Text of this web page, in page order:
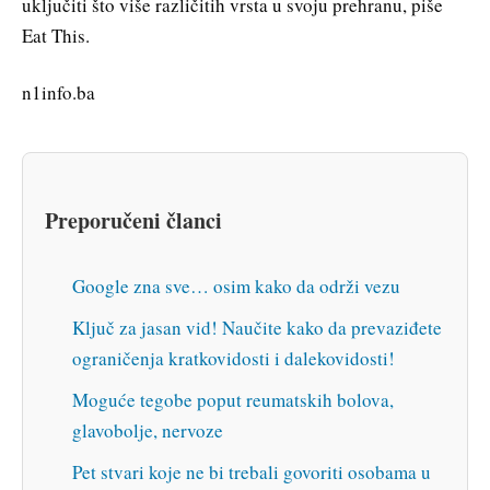
uključiti što više različitih vrsta u svoju prehranu, piše
Eat This.
n1info.ba
Preporučeni članci
Google zna sve… osim kako da održi vezu
Ključ za jasan vid! Naučite kako da prevaziđete
ograničenja kratkovidosti i dalekovidosti!
Moguće tegobe poput reumatskih bolova,
glavobolje, nervoze
Pet stvari koje ne bi trebali govoriti osobama u